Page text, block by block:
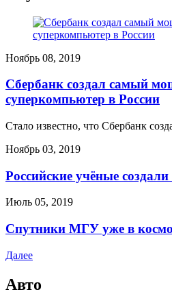
Ноябрь 08, 2019
Сбербанк создал самый
суперкомпьютер в России
Стало известно, что Сбербанк
Ноябрь 03, 2019
Российские учёные
Июль 05, 2019
Спутники МГУ уже в
Далее
Авто